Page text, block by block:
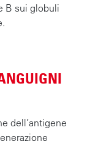
B sui globuli
dell’antigene